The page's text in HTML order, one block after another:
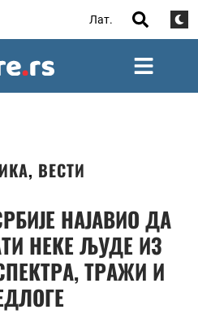
Лат.
, ВЕСТИ
НАЈАВИО ДА
НЕКЕ ЉУДЕ ИЗ
ТРАЖИ И